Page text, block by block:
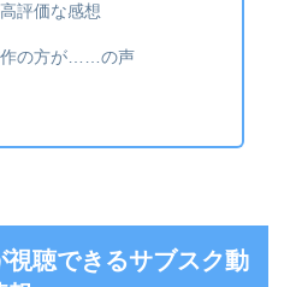
評価な感想
作の方が……の声
視聴できるサブスク動